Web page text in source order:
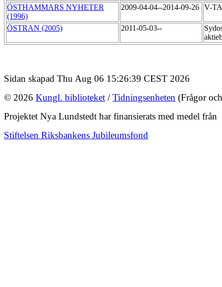
ÖSTHAMMARS NYHETER
(1996)
2009-04-04--2014-09-26 V-
ÖSTRAN (2005) 2011-05-03--
Sidan skapad Thu Aug 06 15:26:39 CEST 2026
© 2026 Kungl. biblioteket /Tidningsenheten (Frågor
Projektet Nya Lundstedt har finansierats med medel från
Stiftelsen Riksbankens Jubileumsfond